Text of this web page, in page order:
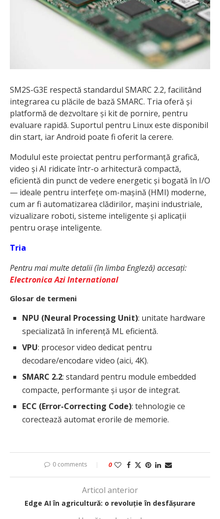
SM2S-G3E respectă standardul SMARC 2.2, facilitând
integrarea cu plăcile de bază SMARC. Tria oferă și
platformă de dezvoltare și kit de pornire, pentru
evaluare rapidă. Suportul pentru Linux este disponibil
din start, iar Android poate fi oferit la cerere.
Modulul este proiectat pentru performanță grafică,
video și AI ridicate într-o arhitectură compactă,
eficientă din punct de vedere energetic și bogată în I/O
— ideale pentru interfețe om-mașină (HMI) moderne,
cum ar fi automatizarea clădirilor, mașini industriale,
vizualizare roboti, sisteme inteligente și aplicații
pentru orașe inteligente.
Tria
Pentru mai multe detalii (în limba Engleză) accesați:
Electronica Azi International
Glosar de termeni
NPU (Neural Processing Unit): unitate hardware
specializată în inferență ML eficientă.
VPU: procesor video dedicat pentru
decodare/encodare video (aici, 4K).
SMARC 2.2: standard pentru module embedded
compacte, performante și ușor de integrat.
ECC (Error-Correcting Code): tehnologie ce
corectează automat erorile de memorie.
0 comments 0
Articol anterior
Edge AI în agricultură: o revoluție în desfășurare